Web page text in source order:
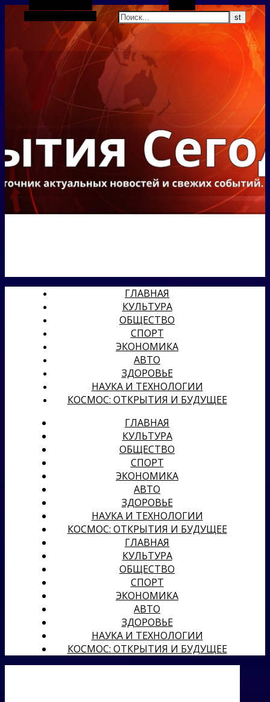
Боковая панель
ГЛАВНАЯ
КУЛЬТУРА
ОБЩЕСТВО
СПОРТ
ЭКОНОМИКА
АВТО
ЗДОРОВЬЕ
НАУКА И ТЕХНОЛОГИИ
КОСМОС: ОТКРЫТИЯ И БУДУЩЕЕ
ГЛАВНАЯ
КУЛЬТУРА
ОБЩЕСТВО
СПОРТ
ЭКОНОМИКА
АВТО
ЗДОРОВЬЕ
НАУКА И ТЕХНОЛОГИИ
КОСМОС: ОТКРЫТИЯ И БУДУЩЕЕ
ГЛАВНАЯ
КУЛЬТУРА
ОБЩЕСТВО
СПОРТ
ЭКОНОМИКА
АВТО
ЗДОРОВЬЕ
НАУКА И ТЕХНОЛОГИИ
КОСМОС: ОТКРЫТИЯ И БУДУЩЕЕ